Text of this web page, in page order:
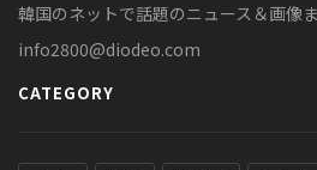
韓国のネットで話題のニュース＆画像
info2800@diodeo.com
CATEGORY